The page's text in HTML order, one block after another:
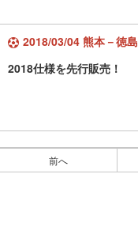
2018/03/04 熊本－徳島
2018仕様を先行販売！
前へ